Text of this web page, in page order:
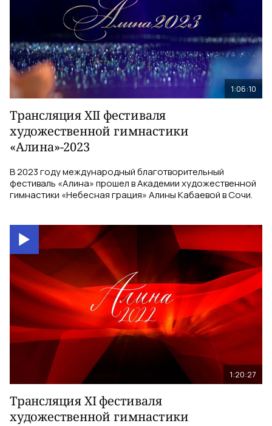
1:06:10
Трансляция XII фестиваля
художественной гимнастики
«Алина»-2023
В 2023 году международный благотворительный
фестиваль «Алина» прошел в Академии художественной
гимнастики «Небесная грация» Алины Кабаевой в Сочи.
1:20:27
Трансляция XI фестиваля
художественной гимнастики